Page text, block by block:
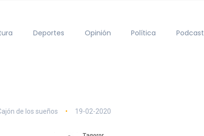
Deportes Opinión Política Podcast
de los sueños 19-02-2020